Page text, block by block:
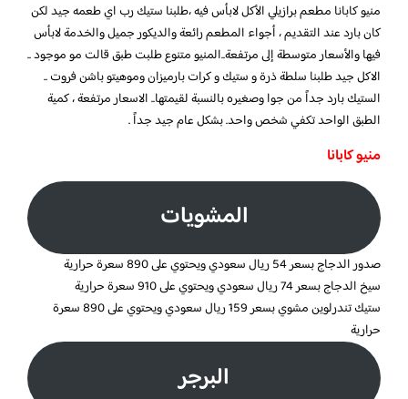
منيو كابانا مطعم برازيلي الأكل لابأس فيه ،طلبنا ستيك رب اي طعمه جيد لكن
كان بارد عند التقديم ، أجواء المطعم رائعة والديكور جميل والخدمة لابأس
فيها والأسعار متوسطة إلى مرتفعة..المنيو متنوع طلبت طبق قالت مو موجود ..
الاكل جيد طلبنا سلطة ذرة و ستيك و كرات بارميزان وموهيتو باشن فروت ..
الستيك بارد جداً من جوا وصغيره بالنسبة لقيمتها.. الاسعار مرتفعة ، كمية
الطبق الواحد تكفي شخص واحد. بشكل عام جيد جداً .
منيو كابانا
المشويات
صدور الدجاج بسعر 54 ريال سعودي ويحتوي على 890 سعرة حرارية
سيخ الدجاج بسعر 74 ريال سعودي ويحتوي على 910 سعرة حرارية
ستيك تندرلوين مشوي بسعر 159 ريال سعودي ويحتوي على 890 سعرة
حرارية
البرجر